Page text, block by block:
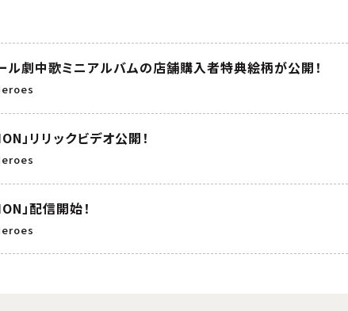
ル劇中歌ミニアルバムの店舗購入者特典絵柄が公開！
」リリックビデオ公開！
」配信開始！